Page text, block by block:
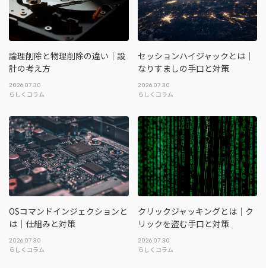
論理削除と物理削除の違い｜設
計の考え方
2026.07.30
らしくコラム
セッションハイジャックとは｜
なりすましの手口と対策
2026.07.30
らしくコラム
OSコマンドインジェクションと
は｜仕組みと対策
2026.07.30
らしくコラム
クリックジャッキングとは｜ク
リックを盗む手口と対策
2026.07.30
らしくコラム